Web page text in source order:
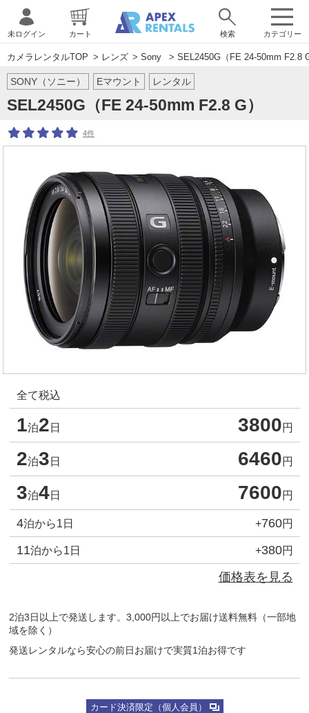
カテゴリー
未ログイン カート 検索
カメラレンタルTOP > レンズ > Sony > SEL2450G（FE 24-50mm F2.8
SONY（ソニー）
SEL2450G（FE 24-50mm F2.8 G）
Eマウント レンタル
4件
全て税込
1泊2 日 3800円
2泊3 日 6460円
3泊4日 7600円
4泊から1日 +760円
11泊から1日 +380円
価格表を見る
2泊3日以上で発送します。3,000円以上でお届け送料無料（一部地
域を除く）
発送レンタルなら安心の前日お届けで実質1泊お得です
カード決済限定（個人会員）